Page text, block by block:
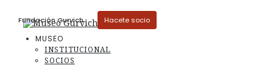
Fundación Gurvich Hacete socio
Museo
MUSEO
INSTITUCIONAL
SOCIOS